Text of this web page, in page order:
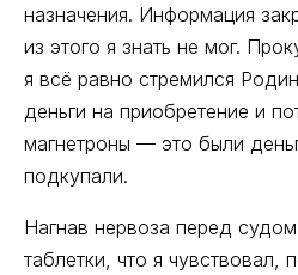
назначения. Информация
из этого я знать не мог.
я всё равно стремился
деньги на приобретение и
магнетроны — это были
подкупали.
Нагнав нервоза перед
таблетки, что я чувствовал,